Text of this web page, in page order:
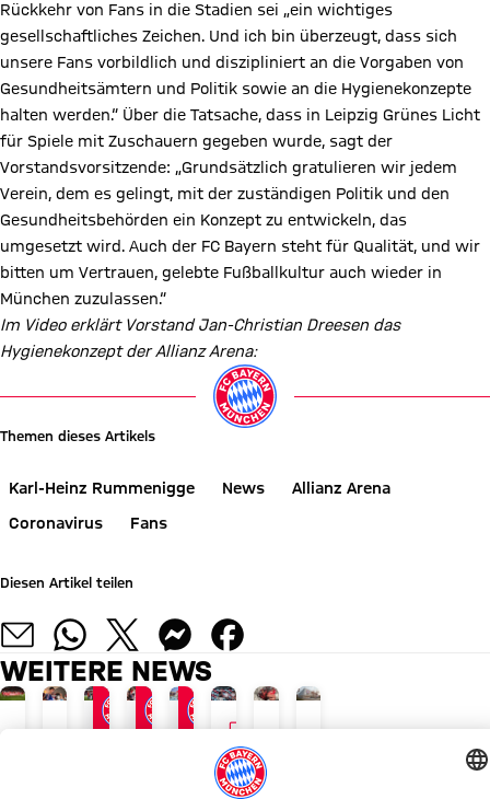
Rückkehr von Fans in die Stadien sei „ein wichtiges
gesellschaftliches Zeichen. Und ich bin überzeugt, dass sich
unsere Fans vorbildlich und diszipliniert an die Vorgaben von
Gesundheitsämtern und Politik sowie an die Hygienekonzepte
halten werden.“ Über die Tatsache, dass in Leipzig Grünes Licht
für Spiele mit Zuschauern gegeben wurde, sagt der
Vorstandsvorsitzende: „Grundsätzlich gratulieren wir jedem
Verein, dem es gelingt, mit der zuständigen Politik und den
Gesundheitsbehörden ein Konzept zu entwickeln, das
umgesetzt wird. Auch der FC Bayern steht für Qualität, und wir
bitten um Vertrauen, gelebte Fußballkultur auch wieder in
München zuzulassen.“
Im Video erklärt Vorstand Jan-Christian Dreesen das
Hygienekonzept der Allianz Arena:
Themen dieses Artikels
Karl-Heinz Rummenigge News
Allianz Arena
Coronavirus
Fans
Diesen Artikel teilen
WEITERE NEWS
AUDI SUMMER TOUR 2026
JETZT INFORMIEREN
ABSCHLUSS DER ASIENTOUR
NACH AUDI FOOTBALL SUMMIT
Kompany:
AM KAI TAK STADIUM
Warum
ein
„AUDI SUMMER TOUR“ MIT
VIDEO
Appell
an